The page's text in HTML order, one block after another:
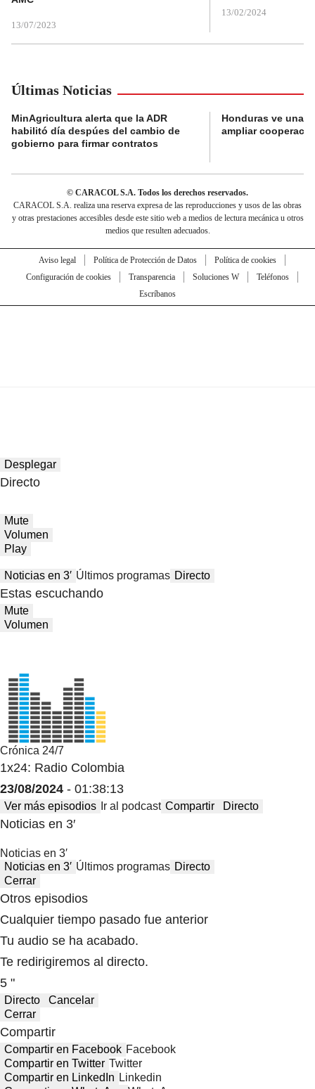
13/07/2023
13/02/2024
Últimas Noticias
MinAgricultura alerta que la ADR
habilitó día despúes del cambio de
gobierno para firmar contratos
Honduras ve una
ampliar
© CARACOL S.A. Todos los derechos reservados.
CARACOL S.A. realiza una reserva expresa de las reproducciones y usos de las obras
y otras prestaciones accesibles desde este sitio web a medios de lectura mecánica u otros
medios que resulten adecuados.
Aviso legal Política de Protección de Datos
Política de cookies
Configuración de cookies
Transparencia Soluciones W
Teléfonos
Escríbanos
Desplegar
Directo
Mute
Volumen
Play
Noticias en 3′ Últimos programas Directo
Estas escuchando
Mute
Volumen
Crónica 24/7
1x24: Radio Colombia
23/08/2024 - 01:38:13
Ver más episodios Ir al podcast Compartir Directo
Noticias en 3′
Noticias en 3′
Noticias en 3′ Últimos programas Directo
Cerrar
Otros episodios
Cualquier tiempo pasado fue anterior
Tu audio se ha acabado.
Te redirigiremos al directo.
5 "
Directo
Cancelar
Cerrar
Compartir
Compartir en Facebook Facebook
Compartir en Twitter Twitter
Compartir en LinkedIn Linkedin